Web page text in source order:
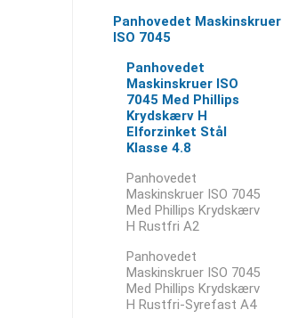
Panhovedet Maskinskruer
ISO 7045
Panhovedet
Maskinskruer ISO
7045 Med Phillips
Krydskærv H
Elforzinket Stål
Klasse 4.8
Panhovedet
Maskinskruer ISO 7045
Med Phillips Krydskærv
H Rustfri A2
Panhovedet
Maskinskruer ISO 7045
Med Phillips Krydskærv
H Rustfri-Syrefast A4